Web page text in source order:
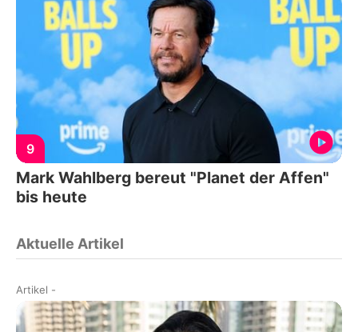
9
Mark Wahlberg bereut "Planet der Affen"
bis heute
Aktuelle Artikel
Artikel -